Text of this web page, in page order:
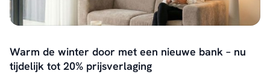
Warm de winter door met een nieuwe bank – nu
tijdelijk tot 20% prijsverlaging